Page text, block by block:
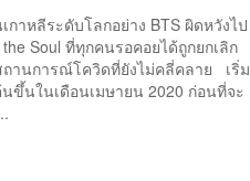
าหลีระดับโลกอย่าง BTS ผิดหวังไป
Soul ที่ทุกคนรอคอยได้ถูกยกเลิก
ถานการณ์โควิดที่ยังไม่คลี่คลาย เริ่ม
ขึ้นในเดือนเมษายน 2020 ก่อนที่จะ